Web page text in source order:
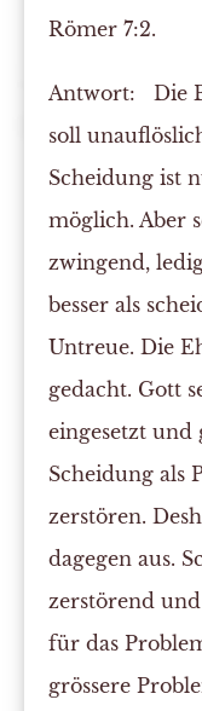
Römer 7:2.
Antwort: Die
soll
Scheidung ist
möglich. Aber
zwingend,
besser als
Untreue. Die
gedacht. Gott
eingesetzt und
Scheidung als
zerstören.
dagegen aus.
zerstörend
für das
grössere